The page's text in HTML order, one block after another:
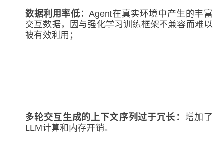
数据利用率低 ：Agent在真实环境中产生的丰富
交互数据，因与强化学习训练框架不兼容而难以
被有效利用；
多轮交互生成的上下文序列过于冗长 ： 增加了
LLM计算和内存开销。